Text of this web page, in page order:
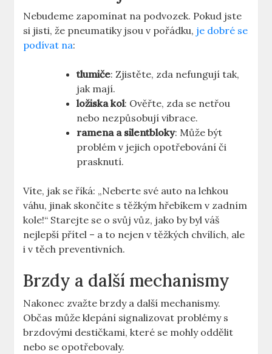
Nebudeme zapomínat na podvozek. Pokud jste
si jisti, že pneumatiky jsou v pořádku, je dobré se
podívat na:
tlumiče: Zjistěte, zda nefungují tak,
jak mají.
ložiska kol: Ověřte, zda se netřou
nebo nezpůsobují vibrace.
ramena a silentbloky: Může být
problém v jejich opotřebování či
prasknutí.
Víte, jak se říká: „Neberte své auto na lehkou
váhu, jinak skončíte s těžkým hřebíkem v zadním
kole!“ Starejte se o svůj vůz, jako by byl váš
nejlepší přítel – a to nejen v těžkých chvílích, ale
i v těch preventivních.
Brzdy a další mechanismy
Nakonec zvažte brzdy a další mechanismy.
Občas může klepání signalizovat problémy s
brzdovými destičkami, které se mohly oddělit
nebo se opotřebovaly.